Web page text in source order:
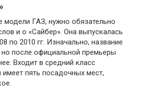
модели ГАЗ, нужно обязательно
и о «Сайбер». Она выпускалась
по 2010 гг. Изначально, название
после официальной премьеры
Входит в средний класс
пять посадочных мест,